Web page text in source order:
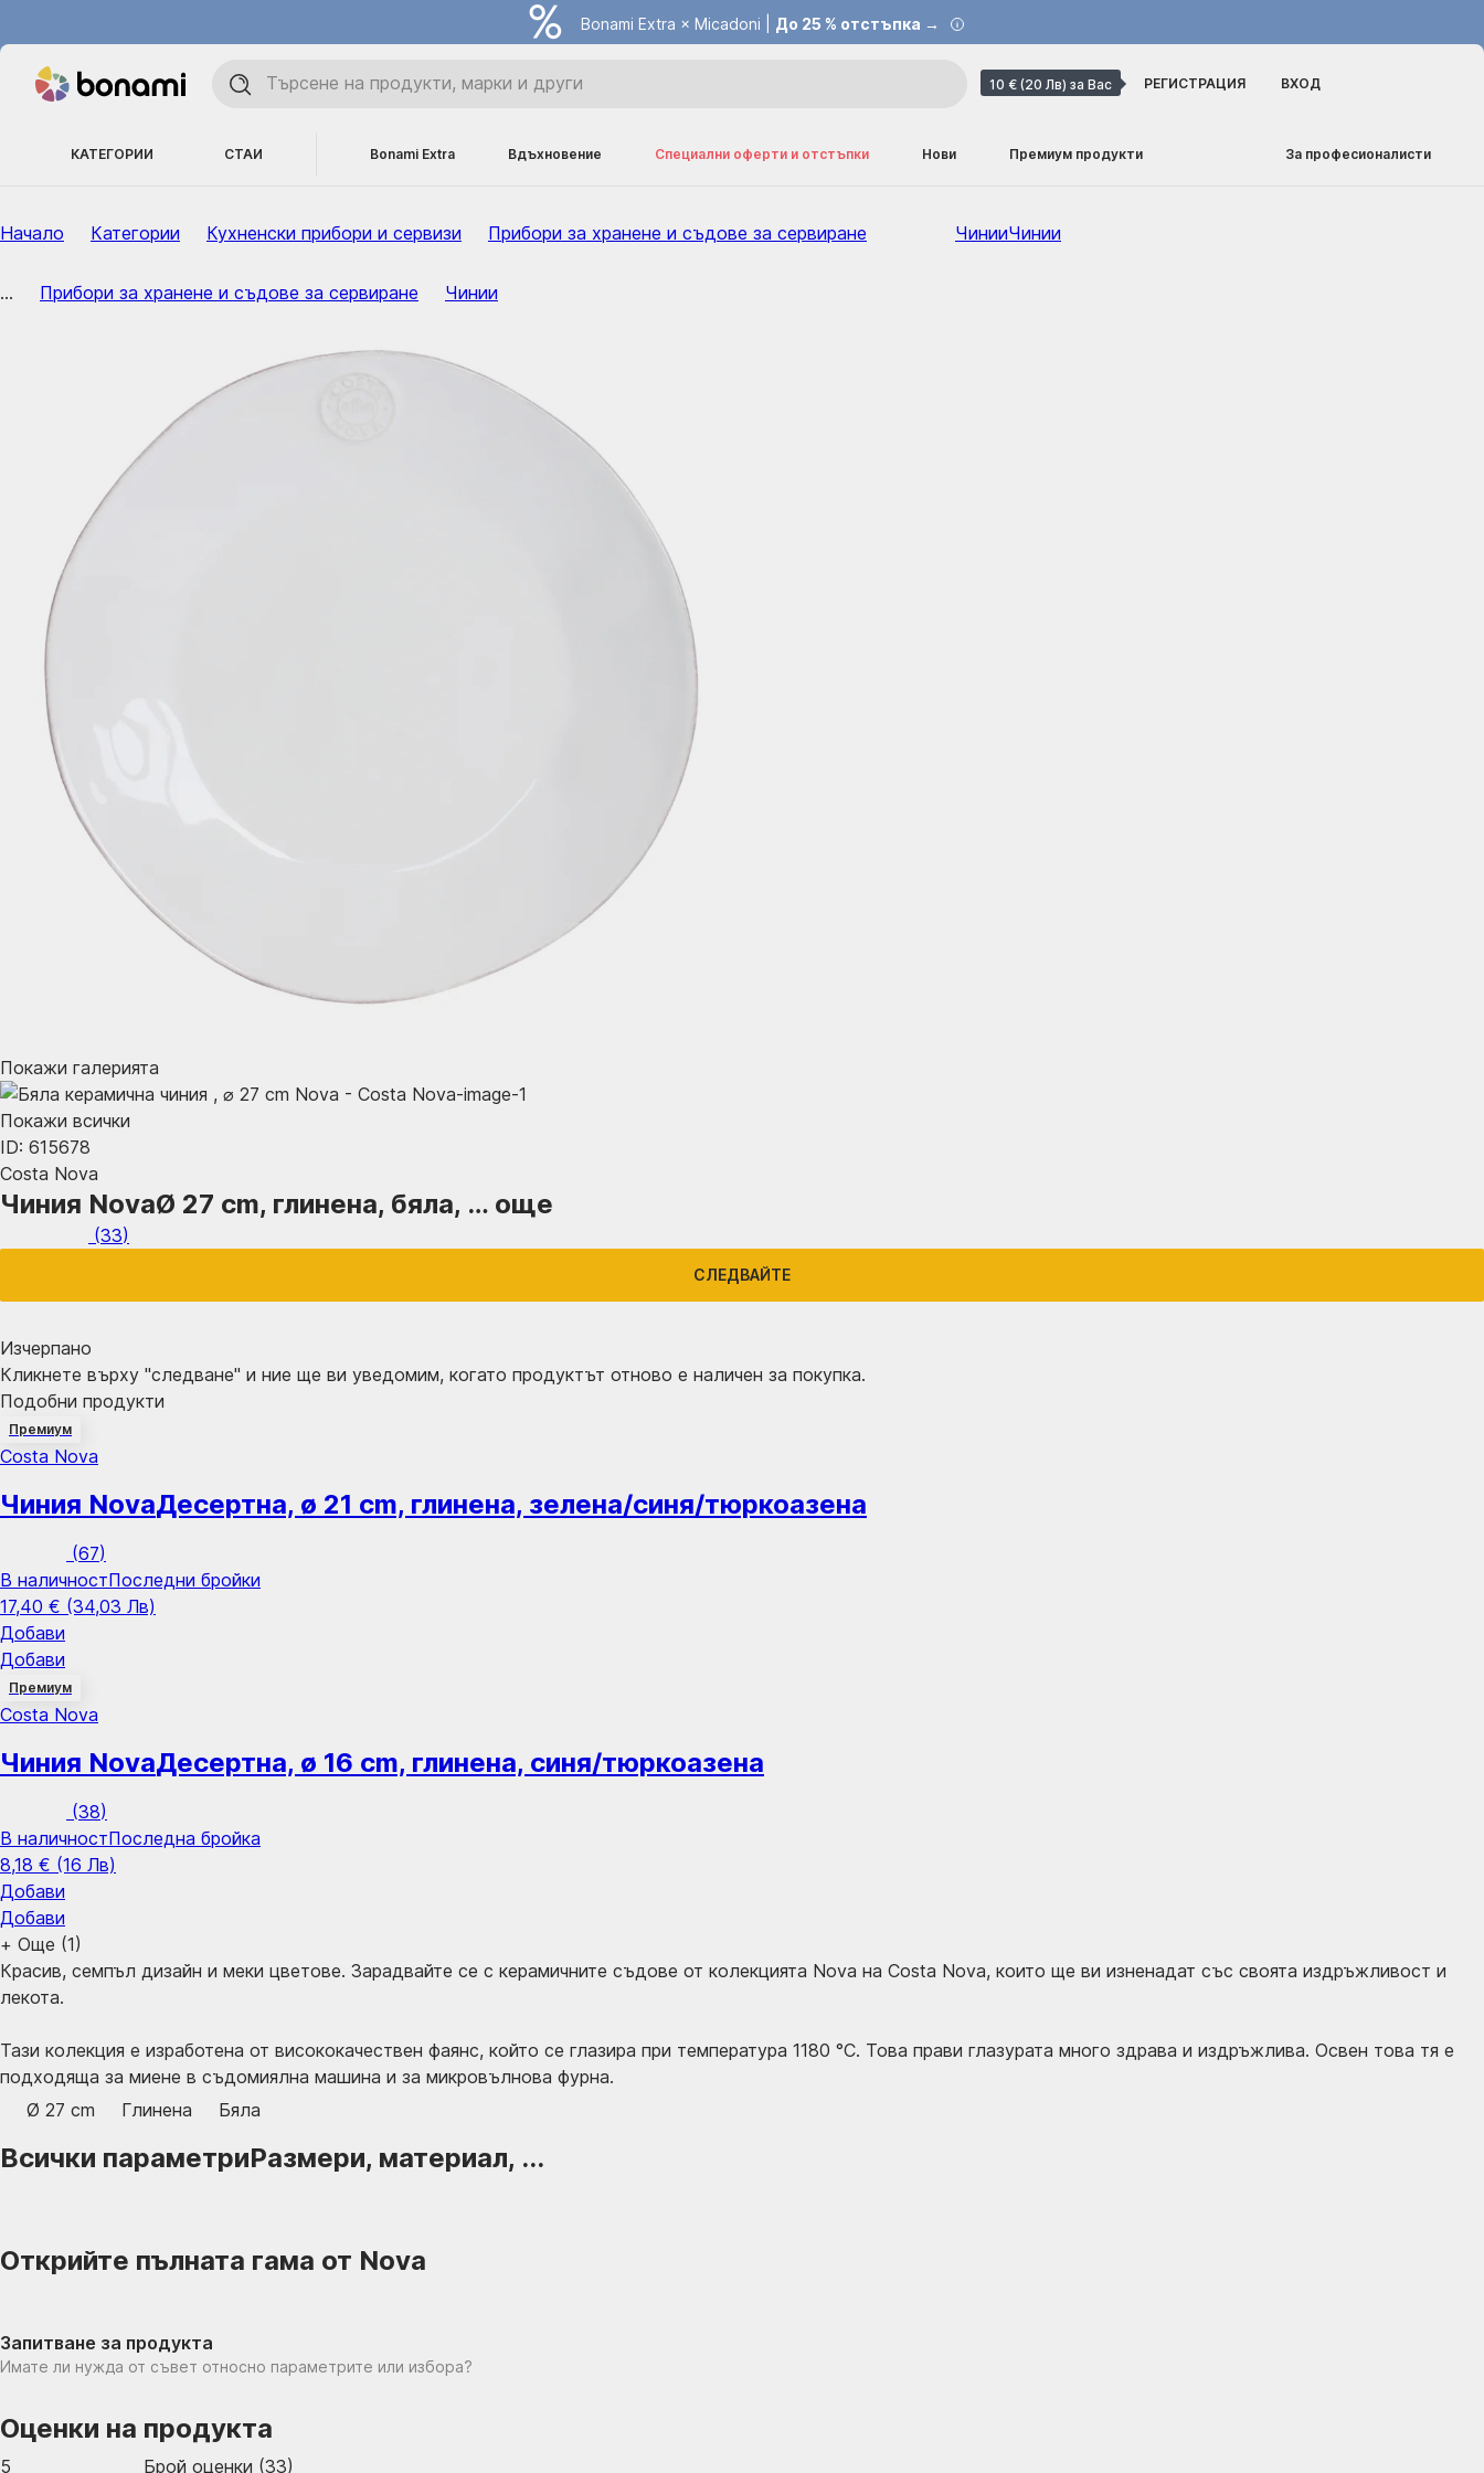
Bonami Extra × Micadoni | До 25 % отстъпка →
10 € (20 Лв) за Вас РЕГИСТРАЦИЯ ВХОД
КАТЕГОРИИ СТАИ Bonami Extra Вдъхновение Специални оферти и отстъпки Нови Премиум продукти За професионалисти
Начало Категории Кухненски прибори и сервизи Прибори за хранене и съдове за сервиране ЧинииЧинии
... Прибори за хранене и съдове за сервиране Чинии
Покажи галерията
Покажи всички
ID: 615678
Costa Nova
Чиния NovaØ 27 cm, глинена, бяла, … още
(33)
СЛЕДВАЙТЕ
Изчерпанo
Кликнете върху "следване" и ние ще ви уведомим, когато продуктът отново е наличен за покупка.
Подобни продукти
Премиум
Costa Nova
Чиния NovaДесертна, ø 21 cm, глинена, зелена/синя/тюркоазена
(67)
В наличностПоследни бройки
17,40 € (34,03 Лв)
Добави
Добави
Премиум
Costa Nova
Чиния NovaДесертна, ø 16 cm, глинена, синя/тюркоазена
(38)
В наличностПоследна бройка
8,18 € (16 Лв)
Добави
Добави
+ Още (1)
Красив, семпъл дизайн и меки цветове. Зарадвайте се с керамичните съдове от колекцията Nova на Costa Nova, които ще ви изненадат със своята издръжливост и
лекота.
Тази колекция е изработена от висококачествен фаянс, който се глазира при температура 1180 °C. Това прави глазурата много здрава и издръжлива. Освен това тя е
подходяща за миене в съдомиялна машина и за микровълнова фурна.
Ø 27 cm
Глинена Бяла
Всички параметриРазмери, материал, ...
Открийте пълната гама от Nova
Запитване за продукта
Имате ли нужда от съвет относно параметрите или избора?
Оценки на продукта
5 Брой оценки (33)